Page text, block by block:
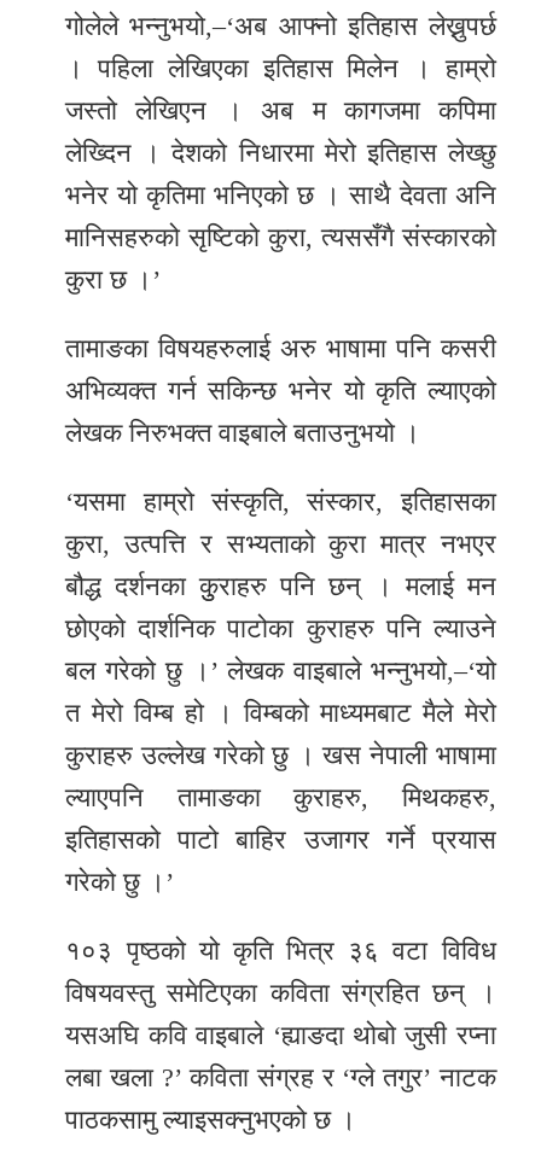
गोलेले भन्नुभयो,–‘अब आफ्नो इतिहास लेख्नुपर्छ
। पहिला लेखिएका इतिहास मिलेन । हाम्रो
जस्तो लेखिएन । अब म कागजमा कपिमा
लेख्दिन । देशको निधारमा मेरो इतिहास लेख्छु
भनेर यो कृतिमा भनिएको छ । साथै देवता अनि
मानिसहरुको सृष्टिको कुरा, त्यससँगै संस्कारको
कुरा छ ।’
तामाङका विषयहरुलाई अरु भाषामा पनि कसरी
अभिव्यक्त गर्न सकिन्छ भनेर यो कृति ल्याएको
लेखक निरुभक्त वाइबाले बताउनुभयो ।
‘यसमा हाम्रो संस्कृति, संस्कार, इतिहासका
कुरा, उत्पत्ति र सभ्यताको कुरा मात्र नभएर
बौद्ध दर्शनका कुुराहरु पनि छन् । मलाई मन
छोएको दार्शनिक पाटोका कुराहरु पनि ल्याउने
बल गरेको छु ।’ लेखक वाइबाले भन्नुभयो,–‘यो
त मेरो विम्ब हो । विम्बको माध्यमबाट मैले मेरो
कुराहरु उल्लेख गरेको छु । खस नेपाली भाषामा
ल्याएपनि तामाङका कुराहरु, मिथकहरु,
इतिहासको पाटो बाहिर उजागर गर्ने प्रयास
गरेको छु ।’
१०३ पृष्ठको यो कृति भित्र ३६ वटा विविध
विषयवस्तु समेटिएका कविता संग्रहित छन् ।
यसअघि कवि वाइबाले ‘ह्याङदा थोबो जुसी रप्ना
लबा खला ?’ कविता संग्रह र ‘ग्ले तगुर’ नाटक
पाठकसामु ल्याइसक्नुभएको छ ।